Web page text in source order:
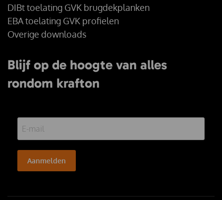
DIBt toelating GVK brugdekplanken
EBA toelating GVK profielen
Overige downloads
Blijf op de hoogte van alles
rondom krafton
Aanmelden